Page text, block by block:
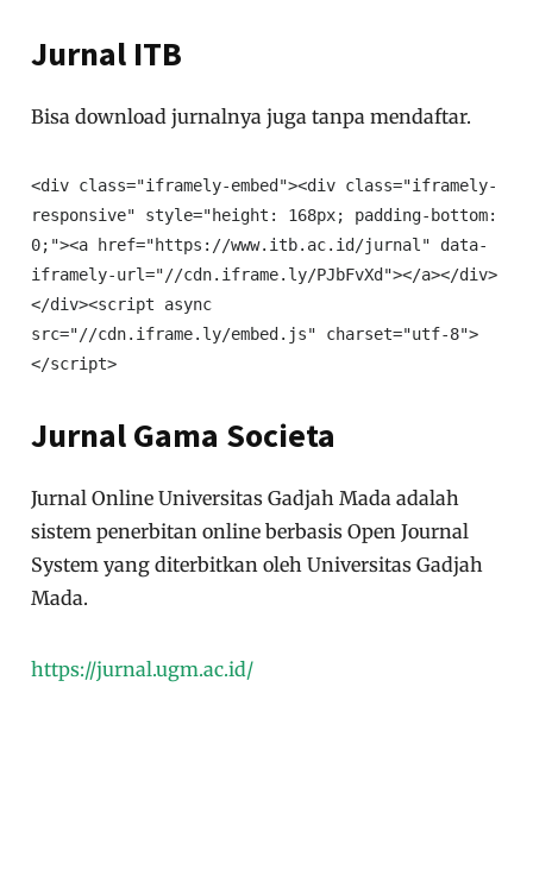
Jurnal ITB
Bisa download jurnalnya juga tanpa mendaftar.
<div class="iframely-embed"><div class="iframely-
responsive" style="height: 168px; padding-bottom:
0;"><a href="https://www.itb.ac.id/jurnal" data-
iframely-url="//cdn.iframe.ly/PJbFvXd"></a></div>
</div><script async
src="//cdn.iframe.ly/embed.js" charset="utf-8">
</script>
Jurnal Gama Societa
Jurnal Online Universitas Gadjah Mada adalah
sistem penerbitan online berbasis Open Journal
System yang diterbitkan oleh Universitas Gadjah
Mada.
https://jurnal.ugm.ac.id/